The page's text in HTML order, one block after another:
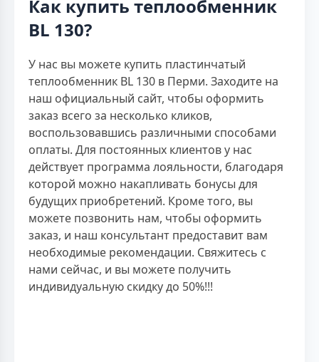
Как купить теплообменник
BL 130?
У нас вы можете купить пластинчатый
теплообменник BL 130 в Перми. Заходите на
наш официальный сайт, чтобы оформить
заказ всего за несколько кликов,
воспользовавшись различными способами
оплаты. Для постоянных клиентов у нас
действует программа лояльности, благодаря
которой можно накапливать бонусы для
будущих приобретений. Кроме того, вы
можете позвонить нам, чтобы оформить
заказ, и наш консультант предоставит вам
необходимые рекомендации. Свяжитесь с
нами сейчас, и вы можете получить
индивидуальную скидку до 50%!!!